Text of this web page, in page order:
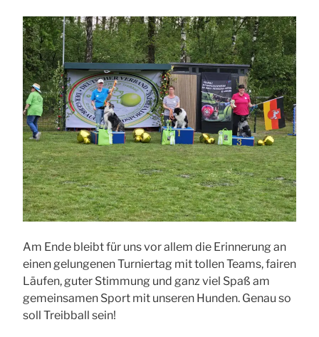
Am Ende bleibt für uns vor allem die Erinnerung an
einen gelungenen Turniertag mit tollen Teams, fairen
Läufen, guter Stimmung und ganz viel Spaß am
gemeinsamen Sport mit unseren Hunden. Genau so
soll Treibball sein!